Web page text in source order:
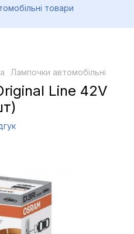
Лампочки автомобільні
Line 42V